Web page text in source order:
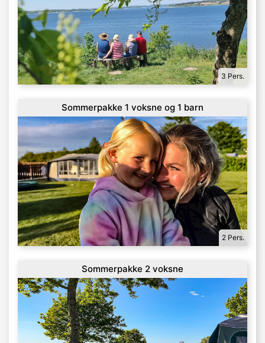
3 Pers.
Sommerpakke 1 voksne og 1 barn
2 Pers.
Sommerpakke 2 voksne